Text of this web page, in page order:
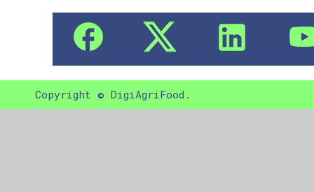
Copyright © DigiAgriFood.